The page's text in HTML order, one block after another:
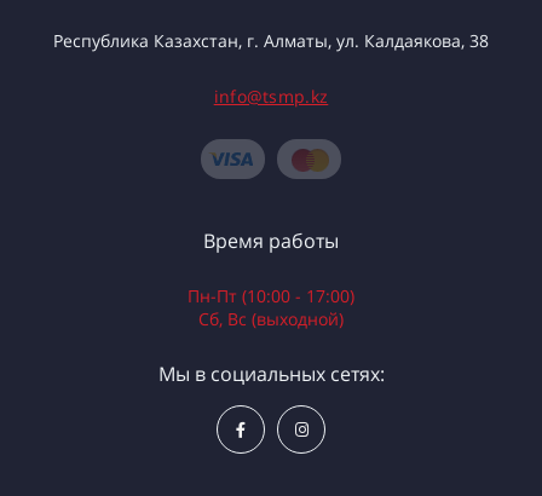
Республика Казахстан, г. Алматы, ул. Калдаякова, 38
info@tsmp.kz
Время работы
Пн-Пт (10:00 - 17:00)
Сб, Вс (выходной)
Мы в социальных сетях: